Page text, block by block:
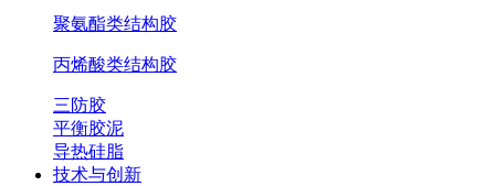
聚氨酯类结构胶
丙烯酸类结构胶
三防胶
平衡胶泥
导热硅脂
技术与创新